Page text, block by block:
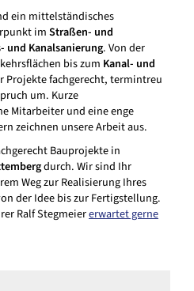
ein mittelständisches
imStraßen- und
und Kanalsanierung. Von der
bis zum Kanal- und
Projekte fachgerecht, termintreu
um. Kurze
Mitarbeiter und eine enge
zeichnen unsere Arbeit aus.
Bauprojekte in
durch. Wir sind Ihr
Weg zur Realisierung Ihres
der Idee bis zur Fertigstellung.
Ralf Stegmeiererwartet gerne